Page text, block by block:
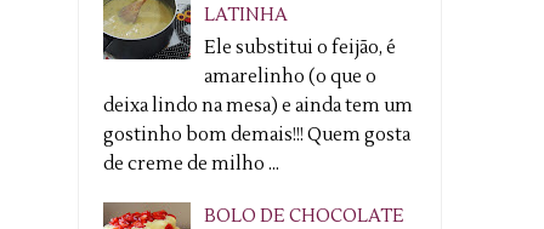
LATINHA
Ele substitui o feijão, é
amarelinho (o que o
deixa lindo na mesa) e ainda tem um
gostinho bom demais!!! Quem gosta
de creme de milho ...
BOLO DE CHOCOLATE